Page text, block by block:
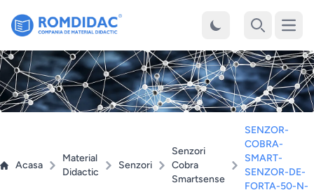
Acasa
Material
Didactic
Senzori
Senzori
Cobra
Smartsense
SENZOR-
COBRA-
SMART-
SENZOR-DE-
FORTA-50-N-